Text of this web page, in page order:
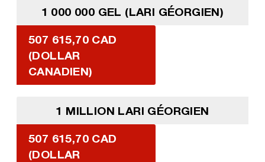
1 000 000 GEL (LARI GÉORGIEN)
507 615,70 CAD
(DOLLAR
CANADIEN)
1 MILLION LARI GÉORGIEN
507 615,70 CAD
(DOLLAR